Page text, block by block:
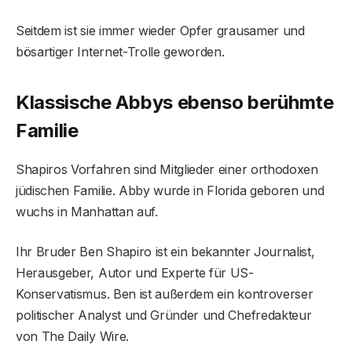
Seitdem ist sie immer wieder Opfer grausamer und
bösartiger Internet-Trolle geworden.
Klassische Abbys ebenso berühmte
Familie
Shapiros Vorfahren sind Mitglieder einer orthodoxen
jüdischen Familie. Abby wurde in Florida geboren und
wuchs in Manhattan auf.
Ihr Bruder Ben Shapiro ist ein bekannter Journalist,
Herausgeber, Autor und Experte für US-
Konservatismus. Ben ist außerdem ein kontroverser
politischer Analyst und Gründer und Chefredakteur
von The Daily Wire.